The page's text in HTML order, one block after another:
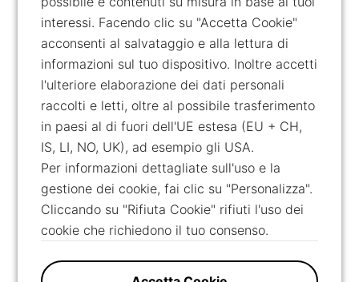
interessi. Facendo clic su "Accetta Cookie"
acconsenti al salvataggio e alla lettura di
informazioni sul tuo dispositivo. Inoltre accetti
l'ulteriore elaborazione dei dati personali
raccolti e letti, oltre al possibile trasferimento
in paesi al di fuori dell'UE estesa (EU + CH,
IS, LI, NO, UK), ad esempio gli USA.
Per informazioni dettagliate sull'uso e la
gestione dei cookie, fai clic su "Personalizza".
Cliccando su "Rifiuta Cookie" rifiuti l'uso dei
cookie che richiedono il tuo consenso.